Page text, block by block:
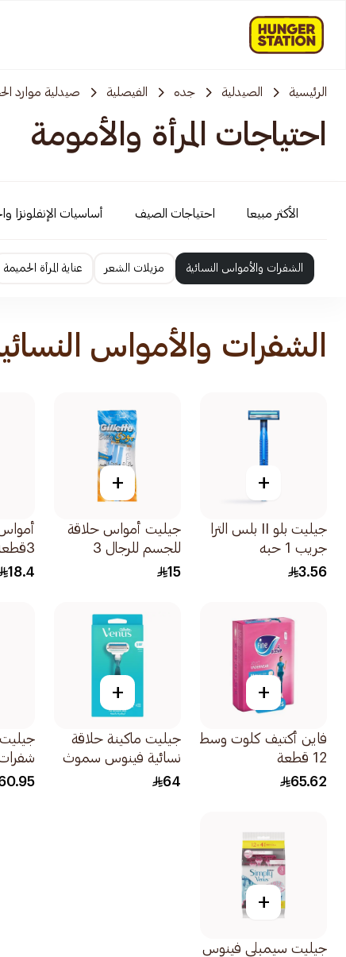
الرئيسية الصيدلية جده الفيصلية صيدلية موارد
احتياجات المرأة والأمومة
الأكثر مبيعا احتياجات الصيف أساسيات الإنفلونزا
الشفرات والأمواس النسائية مزيلات الشعر عناية المرأة الحميمة
الشفرات والأمواس
+
جيليت بلو II بلس الترا
جريب 1 حبه
3.56
+
جيليت أمواس حلاقة
للجسم للرجال 3
شفرات 1علبة
15
3قطعة
18.4
+
فاين أكتيف كلوت وسط
12 قطعة
65.62
+
جيليت ماكينة حلاقة
نسائية فينوس سموث
مقبض واحد وغيارين
64
+
جيليت سيمبلي فينوس